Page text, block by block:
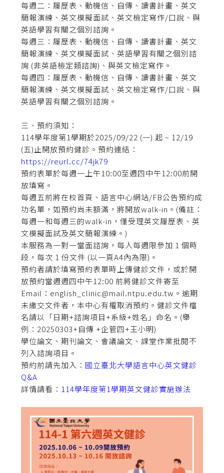
每週二：履歷表、動機信、自傳、讀書計畫、英文
簡報演練、英文模擬面試、英文檢定寫作/口說、與
英語學習有關之個別諮詢。
每週三：履歷表、動機信、自傳、讀書計畫、英文
簡報演練、英文模擬面試、英語學習有關之個別諮
詢 (非英語檢定類諮詢)、與英文檢定寫作。
每週四：履歷表、動機信、自傳、讀書計畫、英文
簡報演練、英文模擬面試、英文檢定寫作/口說、與
英語學習有關之個別諮詢。
三、預約須知：
114學年度第1學期於2025/09/22 (一) 起 ~ 12/19
(五)止開放預約健診。預約連結：
https://reurl.cc/74jk79
預約表單於每週一上午10:00至週四中午12:00前開
放填寫。
每週五前將在校首頁、語言中心網站/FB公告預約成
功名單，如預約尚未額滿，將開放walk-in。(備註：
每週一和每週三的walk-in，僅受理英文履歷表、英
文模擬面試及英文簡報演練。)
本服務為一對一當面諮詢，每人每週限參加 1 個時
段，每次 1 份文件 (以一頁A4內為限)。
預約者請於填寫預約表單時上傳健診文件，或於開
放預約當週週四中午12:00 前將健診文件寄至
Email：english_clinic@mail.ntpu.edu.tw。逾期
未繳交文件者，本中心有權取消預約。健診文件檔
名請以「日期+諮詢項目+系級+姓名」命名。(舉
例：20250303+自傳 +企管四+王小明)
學位論文、期刊論文、會議論文、課堂作業批閱不
列入諮詢項目。
預約前請先加入： 國立臺北大學語言中心英文健診
Q&A
詳情請看： 114學年度第1學期英文健診實施辦法